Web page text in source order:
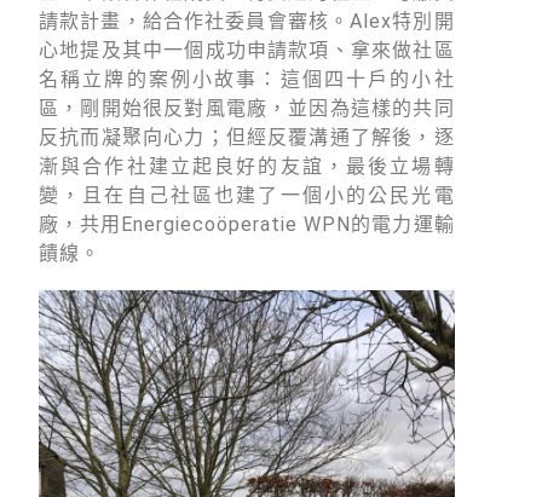
請款計畫，給合作社委員會審核。Alex特別開
心地提及其中一個成功申請款項、拿來做社區
名稱立牌的案例小故事：這個四十戶的小社
區，剛開始很反對風電廠，並因為這樣的共同
反抗而凝聚向心力；但經反覆溝通了解後，逐
漸與合作社建立起良好的友誼，最後立場轉
變，且在自己社區也建了一個小的公民光電
廠，共用Energiecoöperatie WPN的電力運輸
饋線。